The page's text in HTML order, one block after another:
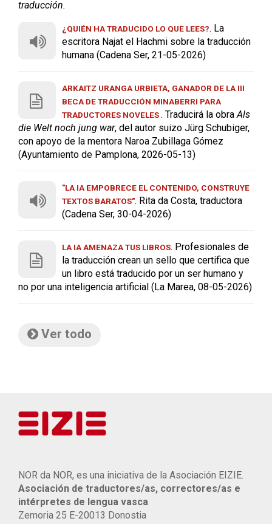
traducción.
¿QUIÉN HA TRADUCIDO LO QUE LEES?. La
escritora Najat el Hachmi sobre la traducción
humana (Cadena Ser, 21-05-2026)
ARKAITZ URANGA URBIETA, GANADOR DE LA III
BECA DE TRADUCCIÓN MINABERRI PARA
TRADUCTORES NOVELES. Traducirá la obraAls
die Welt noch jung war, del autor suizo Jürg Schubiger,
con apoyo de la mentora Naroa Zubillaga Gómez
(Ayuntamiento de Pamplona, 2026-05-13)
"LA IA EMPOBRECE EL CONTENIDO, CONSTRUYE
TEXTOS BARATOS". Rita da Costa, traductora
(Cadena Ser, 30-04-2026)
LA IA AMENAZA TUS LIBROS. Profesionales de
la traducción crean un sello que certifica que
un libro está traducido por un ser humano y
no por una inteligencia artificial (La Marea, 08-05-2026)
Ver todo
NOR da NOR, es una iniciativa de la Asociación EIZIE.
Asociación de traductores/as, correctores/as e
intérpretes de lengua vasca
Zemoria 25 E-20013 Donostia